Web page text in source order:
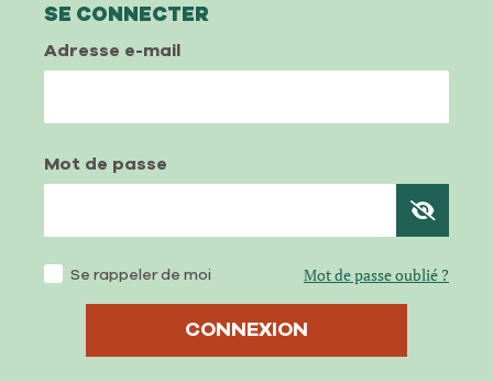
SE CONNECTER
Adresse e-mail
Mot de passe
Se rappeler de moi Mot de passe oublié ?
CONNEXION